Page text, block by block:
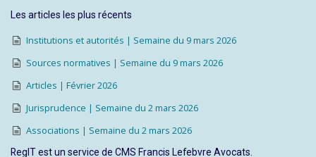
Les articles les plus récents
Institutions et autorités | Semaine du 9 mars 2026
Sources normatives | Semaine du 9 mars 2026
Articles | Février 2026
Jurisprudence | Semaine du 2 mars 2026
Associations | Semaine du 2 mars 2026
RegIT est un service de CMS Francis Lefebvre Avocats.